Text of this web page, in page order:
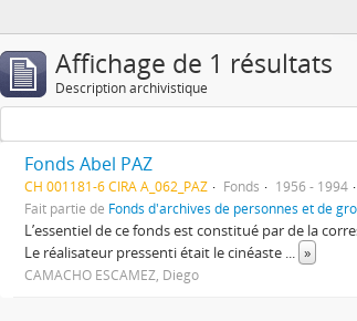
Affichage de 1 résultats
Description archivistique
Fonds Abel PAZ
CH 001181-6 CIRA A_062_PAZ Fonds
1956 - 1994
Fait partie de Fonds d'archives de personnes et de
L’essentiel de ce fonds est constitué par de la
Le réalisateur pressenti était le cinéaste ... »
CAMACHO ESCAMEZ, Diego